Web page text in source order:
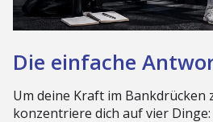
Die einfache
Um deine Kraft im Bankdrücken
konzentriere dich auf vier Dinge: